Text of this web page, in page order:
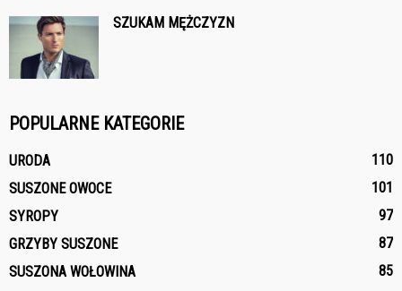
SZUKAM MĘŻCZYZN
POPULARNE KATEGORIE
URODA
110
SUSZONE OWOCE
101
SYROPY
97
GRZYBY SUSZONE
87
SUSZONA WOŁOWINA
85